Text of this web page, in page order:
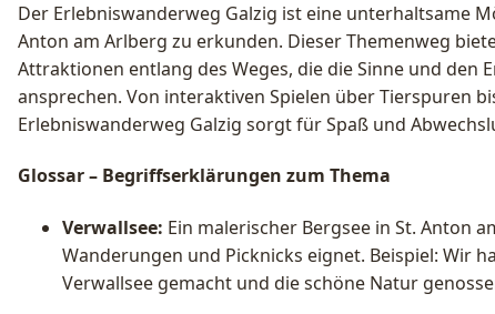
Der Erlebniswanderweg Galzig ist eine unterhaltsame
Anton am Arlberg zu erkunden. Dieser Themenweg
Attraktionen entlang des Weges, die die Sinne und den
ansprechen. Von interaktiven Spielen über Tierspuren
Erlebniswanderweg Galzig sorgt für Spaß und
Glossar – Begriffserklärungen zum Thema
Verwallsee: Ein malerischer Bergsee in St. Anton
Wanderungen und Picknicks eignet. Beispiel: Wir
Verwallsee gemacht und die schöne Natur